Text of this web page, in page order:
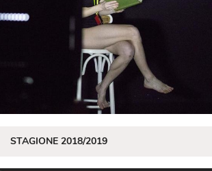
STAGIONE 2018/2019